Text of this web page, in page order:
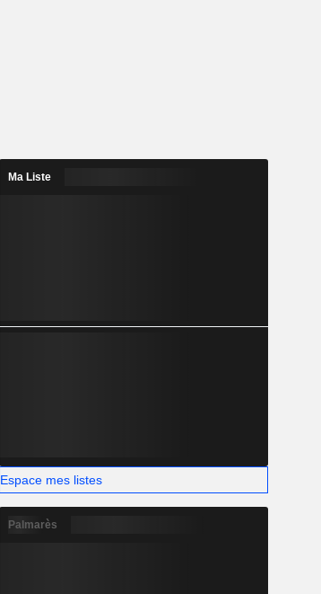
Ma Liste
Espace mes listes
Palmarès